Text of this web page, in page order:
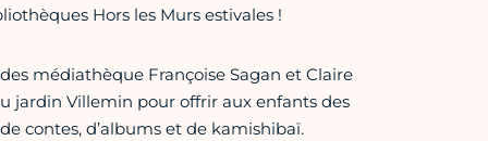
Hors les Murs estivales !
médiathèque Françoise Sagan et Claire
jardin Villemin pour offrir aux enfants des
contes, d’albums et de kamishibaï.